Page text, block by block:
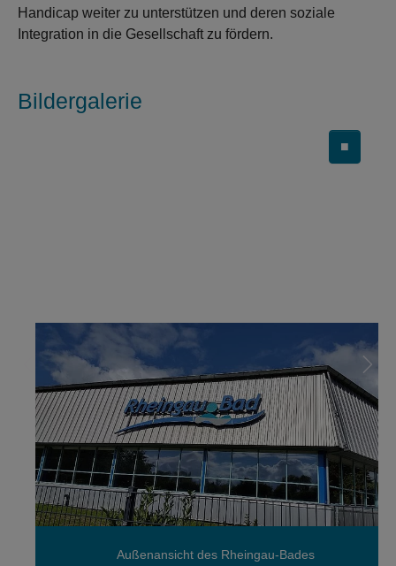
Handicap weiter zu unterstützen und deren soziale
Integration in die Gesellschaft zu fördern.
Bildergalerie
Außenansicht des Rheingau-Bades
■